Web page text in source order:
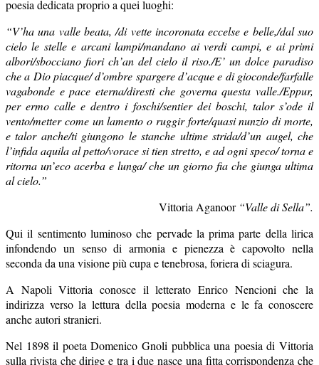
poesia dedicata proprio a quei luoghi:
“V’ha una valle beata, /di vette incoronata eccelse e belle,/dal suo
cielo le stelle e arcani lampi/mandano ai verdi campi, e ai primi
albori/sbocciano fiori ch’an del cielo il riso./E’ un dolce paradiso
che a Dio piacque/ d’ombre spargere d’acque e di gioconde/farfalle
vagabonde e pace eterna/diresti che governa questa valle./Eppur,
per ermo calle e dentro i foschi/sentier dei boschi, talor s’ode il
vento/metter come un lamento o ruggir forte/quasi nunzio di morte,
e talor anche/ti giungono le stanche ultime strida/d’un augel, che
l’infida aquila al petto/vorace si tien stretto, e ad ogni speco/ torna e
ritorna un’eco acerba e lunga/ che un giorno fia che giunga ultima
al cielo.”
Vittoria Aganoor “Valle di Sella”.
Qui il sentimento luminoso che pervade la prima parte della lirica
infondendo un senso di armonia e pienezza è capovolto nella
seconda da una visione più cupa e tenebrosa, foriera di sciagura.
A Napoli Vittoria conosce il letterato Enrico Nencioni che la
indirizza verso la lettura della poesia moderna e le fa conoscere
anche autori stranieri.
Nel 1898 il poeta Domenico Gnoli pubblica una poesia di Vittoria
sulla rivista che dirige e tra i due nasce una fitta corrispondenza che